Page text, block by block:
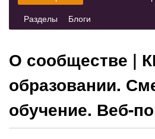
Разделы (вкладка)
Блоги
О сообществе |
образовании.
обучение. Веб-